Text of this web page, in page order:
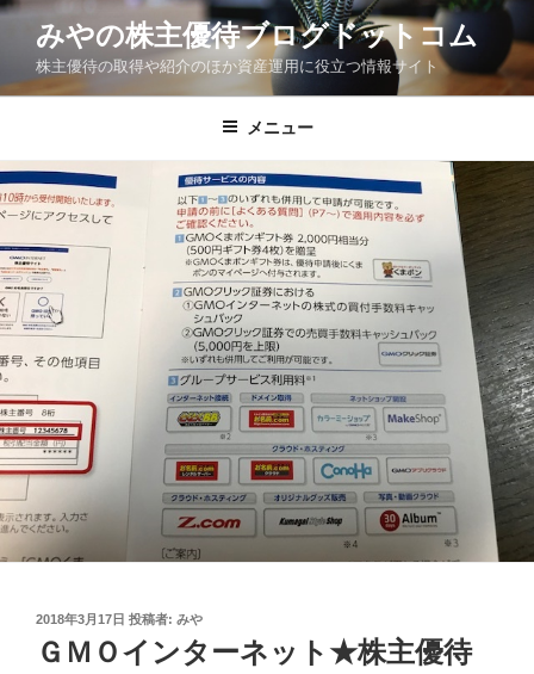
コ
ン
ス
キ
ッ
プ
みやの株主優待ブログドットコム
株主優待の取得や紹介のほか資産運用に役立つ情報サイト
メニュー
投
稿
日:
2018年3月17日 投稿者: みや
ＧＭＯインターネット★株主優待